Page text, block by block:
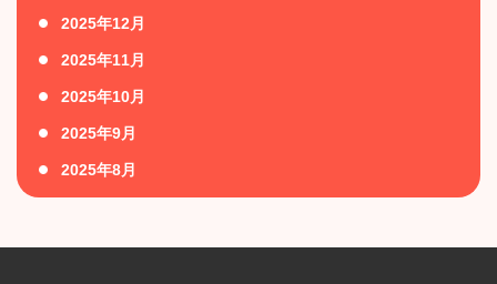
2025年12月
2025年11月
2025年10月
2025年9月
2025年8月